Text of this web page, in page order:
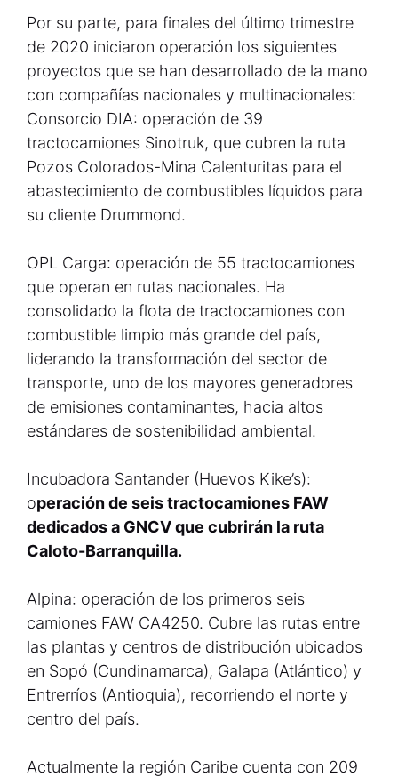
Por su parte, para finales del último trimestre
de 2020 iniciaron operación los siguientes
proyectos que se han desarrollado de la mano
con compañías nacionales y multinacionales:
Consorcio DIA: operación de 39
tractocamiones Sinotruk, que cubren la ruta
Pozos Colorados-Mina Calenturitas para el
abastecimiento de combustibles líquidos para
su cliente Drummond.
OPL Carga: operación de 55 tractocamiones
que operan en rutas nacionales. Ha
consolidado la flota de tractocamiones con
combustible limpio más grande del país,
liderando la transformación del sector de
transporte, uno de los mayores generadores
de emisiones contaminantes, hacia altos
estándares de sostenibilidad ambiental.
Incubadora Santander (Huevos Kike’s):
operación de seis tractocamiones FAW
dedicados a GNCV que cubrirán la ruta
Caloto-Barranquilla.
Alpina: operación de los primeros seis
camiones FAW CA4250. Cubre las rutas entre
las plantas y centros de distribución ubicados
en Sopó (Cundinamarca), Galapa (Atlántico) y
Entrerríos (Antioquia), recorriendo el norte y
centro del país.
Actualmente la región Caribe cuenta con 209